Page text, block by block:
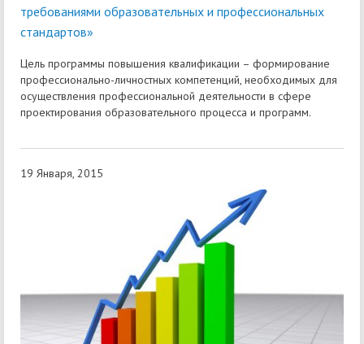
требованиями образовательных и профессиональных
стандартов»
Цель программы повышения квалификации – формирование
профессионально-личностных компетенций, необходимых для
осуществления профессиональной деятельности в сфере
проектирования образовательного процесса и программ.
19 Января, 2015